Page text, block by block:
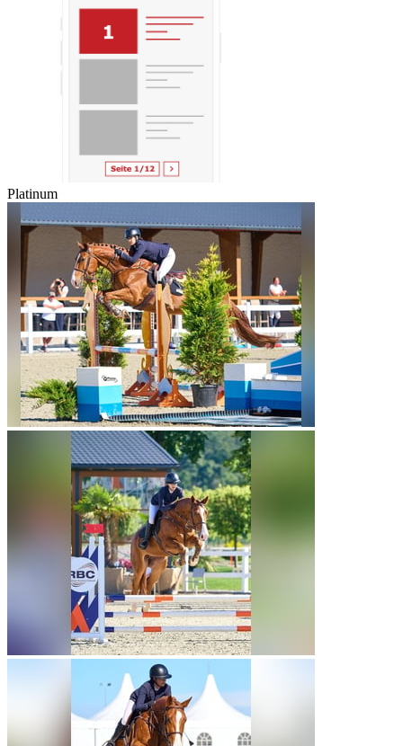
Platinum